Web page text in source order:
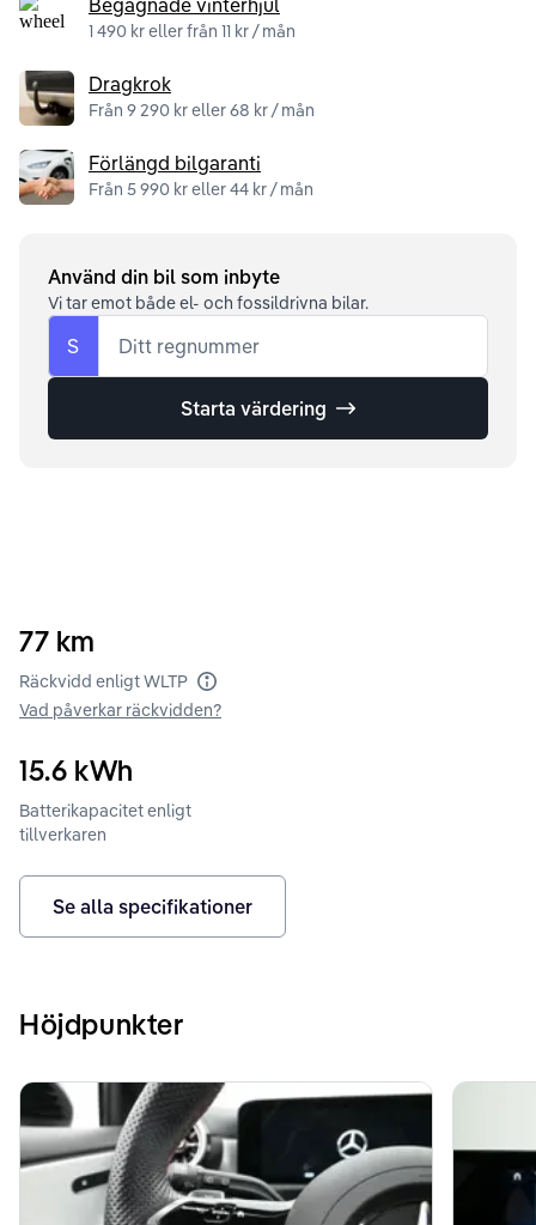
1 490 kr eller från 11 kr / mån
Dragkrok
Från 9 290 kr eller 68 kr / mån
Förlängd bilgaranti
Från 5 990 kr eller 44 kr / mån
Använd din bil som inbyte
Vi tar emot både el- och fossildrivna bilar.
S Ditt regnummer
Starta värdering
77 km
Räckvidd enligt WLTP
Vad påverkar räckvidden?
15.6 kWh
Batterikapacitet enligt
tillverkaren
Se alla specifikationer
Höjdpunkter